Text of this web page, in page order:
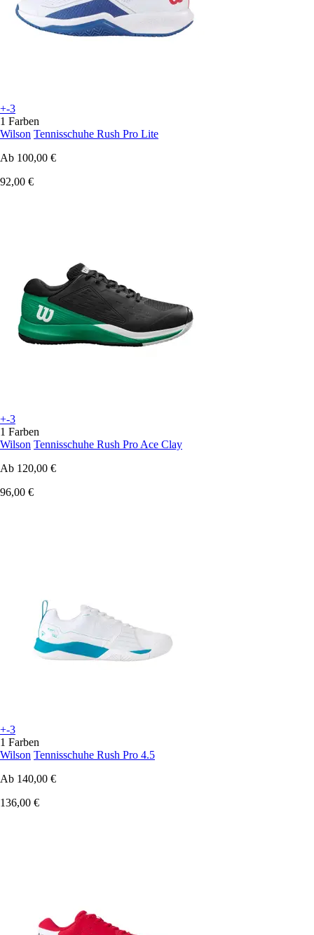
+-3
1 Farben
Wilson Tennisschuhe Rush Pro Lite
Ab 100,00 €
92,00 €
+-3
1 Farben
Wilson Tennisschuhe Rush Pro Ace Clay
Ab 120,00 €
96,00 €
+-3
1 Farben
Wilson Tennisschuhe Rush Pro 4.5
Ab 140,00 €
136,00 €